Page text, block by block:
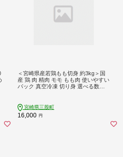
＜宮崎県産若鶏もも切身 約3kg＞国
産 鶏 肉 精肉 モモ もも肉 使いやすい
パック 真空冷凍 切り身 選べる数量
モ 鳥モモ 鳥もも 小分け 【MI435-t
r】【TRINITY】
宮崎県三股町
16,000 円